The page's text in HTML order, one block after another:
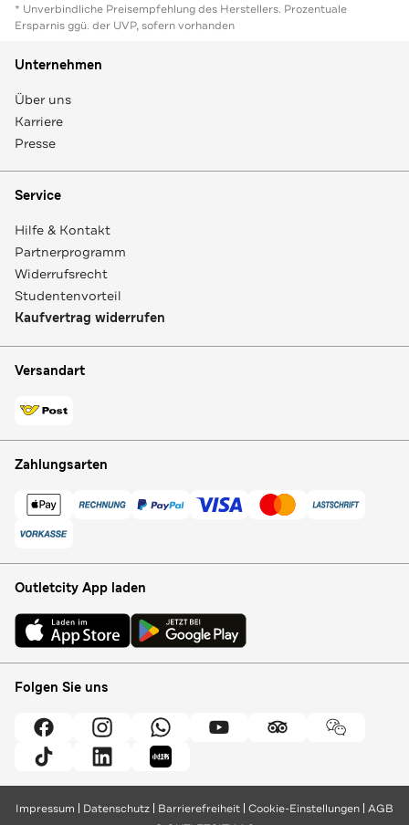
* Unverbindliche Preisempfehlung des Herstellers. Prozentuale
Ersparnis ggü. der UVP, sofern vorhanden
Unternehmen
Über uns
Karriere
Presse
Service
Hilfe & Kontakt
Partnerprogramm
Widerrufsrecht
Studentenvorteil
Kaufvertrag widerrufen
Versandart
Zahlungsarten
Outletcity App laden
Folgen Sie uns
Impressum Datenschutz Barrierefreiheit Cookie-Einstellungen AGB